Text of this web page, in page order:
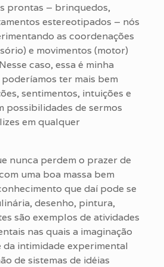
prontas – brinquedos,
estereotipados – nós
as coordenações
e movimentos (motor)
caso, essa é minha
ter mais bem
sentimentos, intuições e
possibilidades de sermos
em qualquer
nunca perdem o prazer de
uma boa massa bem
que daí pode se
desenho, pintura,
são exemplos de atividades
nas quais a imaginação
intimidade experimental
de sistemas de idéias